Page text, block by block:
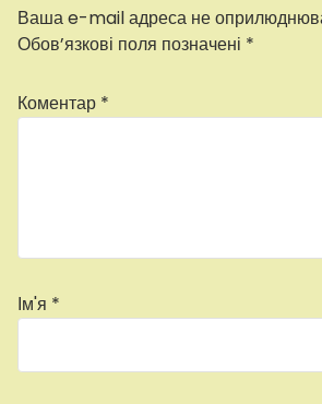
Ваша e-mail адреса не
Обов’язкові поля позначені *
Коментар *
Ім'я *